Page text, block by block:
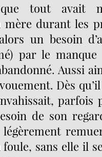
tout avait
mère durant les
un besoin
par le
Aussi
Dès
parfois
de son
sans elle il